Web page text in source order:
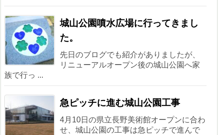
城山公園噴水広場に行ってきまし
た。
先日のブログでも紹介がありましたが、
リニューアルオープン後の城山公園へ家
族で行っ ...
急ピッチに進む城山公園工事
4月10日の県立長野美術館オープンに合わ
せ、城山公園の工事は急ピッチで進んで